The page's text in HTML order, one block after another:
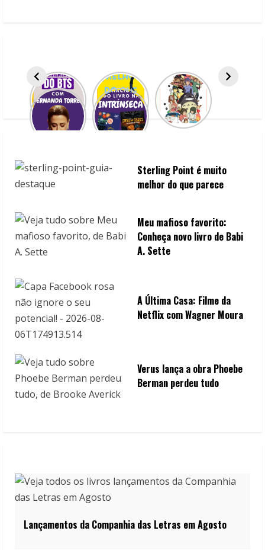
n
Sterling Point é muito
melhor do que parece
Meu mafioso favorito:
Conheça novo livro de Babi
A. Sette
A Última Casa: Filme da
Netflix com Wagner Moura
Verus lança a obra Phoebe
Berman perdeu tudo
Lançamentos da Companhia das Letras em Agosto